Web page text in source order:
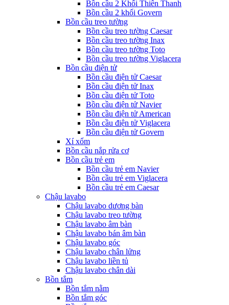
Bồn cầu 2 Khối Thiên Thanh
Bồn cầu 2 khối Govern
Bồn cầu treo tường
Bồn cầu treo tường Caesar
Bồn cầu treo tường Inax
Bồn cầu treo tường Toto
Bồn cầu treo tường Viglacera
Bồn cầu điện tử
Bồn cầu điện tử Caesar
Bồn cầu điện tử Inax
Bồn cầu điện tử Toto
Bồn cầu điện tử Navier
Bồn cầu điện tử American
Bồn cầu điện tử Viglacera
Bồn cầu điện tử Govern
Xí xổm
Bồn cầu nắp rửa cơ
Bồn cầu trẻ em
Bồn cầu trẻ em Navier
Bồn cầu trẻ em Viglacera
Bồn cầu trẻ em Caesar
Chậu lavabo
Chậu lavabo dương bàn
Chậu lavabo treo tường
Chậu lavabo âm bàn
Chậu lavabo bán âm bàn
Chậu lavabo góc
Chậu lavabo chân lửng
Chậu lavabo liền tủ
Chậu lavabo chân dài
Bồn tắm
Bồn tắm nằm
Bồn tắm góc